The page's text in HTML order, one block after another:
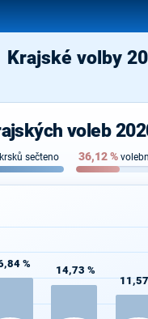
Krajské volby
voleb
sečteno 36,12%
%
14,73 %